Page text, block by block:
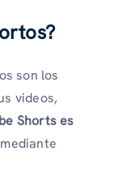
son los
videos,
Shorts es